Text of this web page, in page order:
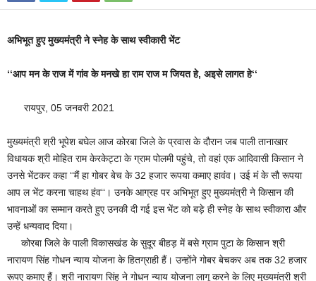
अभिभूत हुए मुख्यमंत्री ने स्नेह के साथ स्वीकारी भेंट
‘‘आप मन के राज में गांव के मनखे हा राम राज म जियत हे, अइसे लागत हे‘‘
रायपुर, 05 जनवरी 2021
मुख्यमंत्री श्री भूपेश बघेल आज कोरबा जिले के प्रवास के दौरान जब पाली तानाखार
विधायक श्री मोहित राम केरकेट्टा के ग्राम पोलमी पहुंचे, तो वहां एक आदिवासी किसान ने
उनसे भेंटकर कहा ‘‘मैं हा गोबर बेच के 32 हजार रूपया कमाए हावंव। उई मं के सौ रूपया
आप ल भेंट करना चाहथ हंव‘‘। उनके आग्रह पर अभिभूत हुए मुख्यमंत्री ने किसान की
भावनाओं का सम्मान करते हुए उनकी दी गई इस भेंट को बड़े ही स्नेह के साथ स्वीकारा और
उन्हें धन्यवाद दिया।
कोरबा जिले के पाली विकासखंड के सुदूर बीहड़ में बसे ग्राम पुटा के किसान श्री
नारायण सिंह गोधन न्याय योजना के हितग्राही हैं। उन्होंने गोबर बेचकर अब तक 32 हजार
रूपए कमाए हैं। श्री नारायण सिंह ने गोधन न्याय योजना लागू करने के लिए मुख्यमंत्री श्री